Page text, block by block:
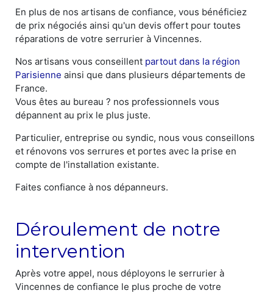
En plus de nos artisans de confiance, vous bénéficiez
de prix négociés ainsi qu'un devis offert pour toutes
réparations de votre serrurier à Vincennes.
Nos artisans vous conseillent partout dans la région
Parisienne ainsi que dans plusieurs départements de
France.
Vous êtes au bureau ? nos professionnels vous
dépannent au prix le plus juste.
Particulier, entreprise ou syndic, nous vous conseillons
et rénovons vos serrures et portes avec la prise en
compte de l'installation existante.
Faites confiance à nos dépanneurs.
Déroulement de notre
intervention
Après votre appel, nous déployons le serrurier à
Vincennes de confiance le plus proche de votre